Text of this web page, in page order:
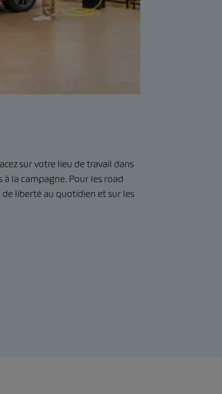
sur votre lieu de travail dans
la campagne. Pour les road
de liberté au quotidien et sur les